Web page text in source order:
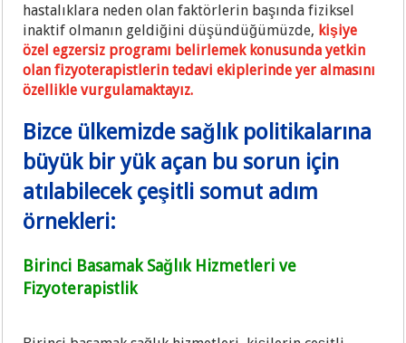
hastalıklara neden olan faktörlerin başında fiziksel
inaktif olmanın geldiğini düşündüğümüzde, kişiye
özel egzersiz programı belirlemek konusunda yetkin
olan fizyoterapistlerin tedavi ekiplerinde yer almasını
özellikle vurgulamaktayız.
Bizce ülkemizde sağlık politikalarına
büyük bir yük açan bu sorun için
atılabilecek çeşitli somut adım
örnekleri:
Birinci Basamak Sağlık Hizmetleri ve
Fizyoterapistlik